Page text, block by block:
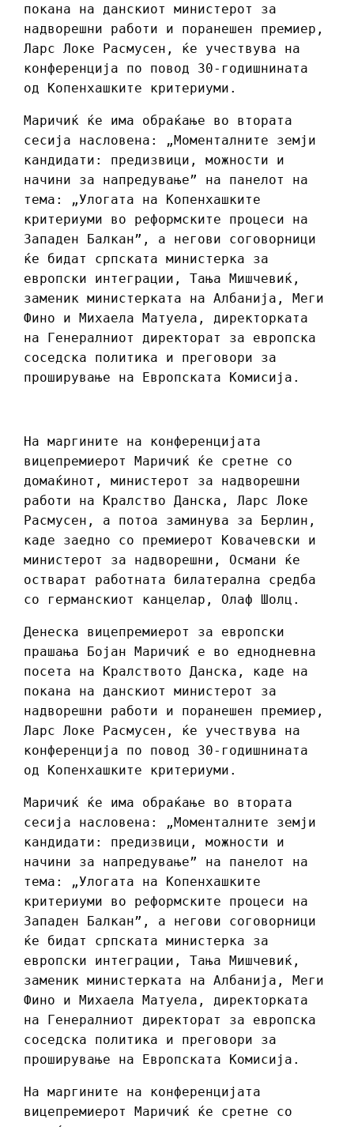
покана на данскиот министерот за
надворешни работи и поранешен премиер,
Ларс Локе Расмусен, ќе учествува на
конференција по повод 30-годишнината
од Копенхашките критериуми.
Маричиќ ќе има обраќање во втората
сесија насловена: „Моменталните земји
кандидати: предизвици, можности и
начини за напредување” на панелот на
тема: „Улогата на Копенхашките
критериуми во реформските процеси на
Западен Балкан”, а негови соговорници
ќе бидат српската министерка за
европски интеграции, Тања Мишчевиќ,
заменик министерката на Албанија, Меги
Фино и Михаела Матуела, директорката
на Генералниот директорат за европска
соседска политика и преговори за
проширување на Европската Комисија.
На маргините на конференцијата
вицепремиерот Маричиќ ќе сретне со
домаќинот, министерот за надворешни
работи на Кралство Данска, Ларс Локе
Расмусен, а потоа заминува за Берлин,
каде заедно со премиерот Ковачевски и
министерот за надворешни, Османи ќе
остварат работната билатерална средба
со германскиот канцелар, Олаф Шолц.
Денеска вицепремиерот за европски
прашања Бојан Маричиќ е во еднодневна
посета на Кралството Данска, каде на
покана на данскиот министерот за
надворешни работи и поранешен премиер,
Ларс Локе Расмусен, ќе учествува на
конференција по повод 30-годишнината
од Копенхашките критериуми.
Маричиќ ќе има обраќање во втората
сесија насловена: „Моменталните земји
кандидати: предизвици, можности и
начини за напредување” на панелот на
тема: „Улогата на Копенхашките
критериуми во реформските процеси на
Западен Балкан”, а негови соговорници
ќе бидат српската министерка за
европски интеграции, Тања Мишчевиќ,
заменик министерката на Албанија, Меги
Фино и Михаела Матуела, директорката
на Генералниот директорат за европска
соседска политика и преговори за
проширување на Европската Комисија.
На маргините на конференцијата
вицепремиерот Маричиќ ќе сретне со